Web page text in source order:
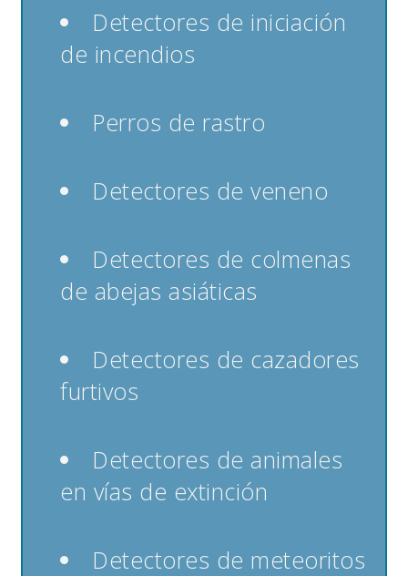
Detectores de iniciación
de incendios
Perros de rastro
Detectores de veneno
Detectores de colmenas
de abejas asiáticas
Detectores de cazadores
furtivos
Detectores de animales
en vías de extinción
Detectores de meteoritos